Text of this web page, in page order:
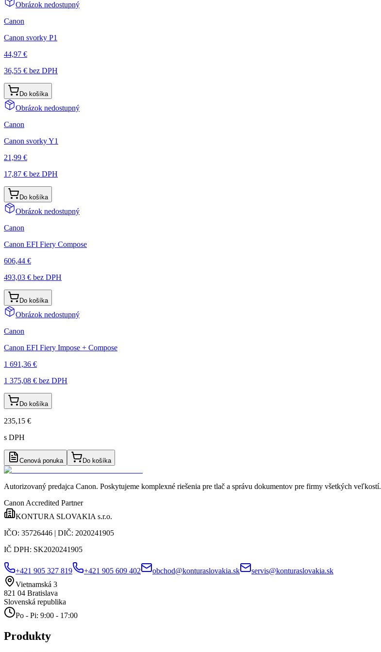
Obrázok nedostupný
Canon
Canon svorky P1
44,97 €
36,55 € bez DPH
Do košíka
Obrázok nedostupný
Canon
Canon svorky Y1
21,99 €
17,87 € bez DPH
Do košíka
Obrázok nedostupný
Canon
Canon EFI Fiery Compose
606,44 €
493,03 € bez DPH
Do košíka
Obrázok nedostupný
Canon
Canon EFI Fiery Impose + Compose
1 691,36 €
1 375,08 € bez DPH
Do košíka
235,15 €
s DPH
Cenová ponuka Do košíka
Autorizovaný predajca Canon. Poskytujeme komplexné riešenia pre tlač a správu dokumentov pre firmy všetkých veľkostí.
Canon Accredited Partner
KONTURA SLOVAKIA s.r.o.
IČO: 35726446 | DIČ: 2020241905
IČ DPH: SK2020241905
+421 905 327 819 +421 905 609 402 obchod@konturaslovakia.sk
servis@konturaslovakia.sk
Vietnamská 3
821 04 Bratislava
Slovenská republika
Po - Pi: 9:00 - 17:00
Produkty